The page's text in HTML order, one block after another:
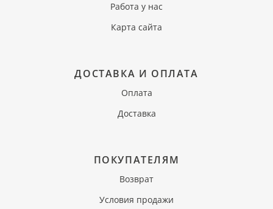
Работа у нас
Карта сайта
ДОСТАВКА И ОПЛАТА
Оплата
Доставка
ПОКУПАТЕЛЯМ
Возврат
Условия продажи